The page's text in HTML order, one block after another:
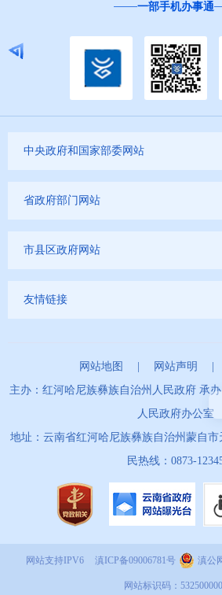
一部手机办事通
中央政府和国家部委网站
省政府部门网站
市县区政府网站
友情链接
网站地图 网站声明
主办：红河哈尼族彝族自治州人民政府 承
人民政府办公室
地址：云南省红河哈尼族彝族自治州蒙自
民热线：0873-
网站支持IPV6 滇ICP备09006781号 滇公
网站标识码：